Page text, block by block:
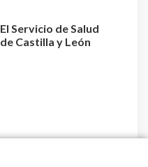
El Servicio de Salud
de Castilla y León